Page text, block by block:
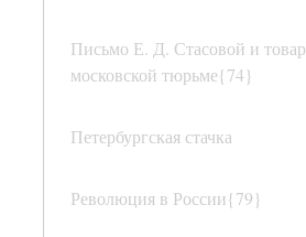
Письмо Е. Д. Стасовой и
московской тюрьме{74}
Петербургская стачка
Революция в России{79}